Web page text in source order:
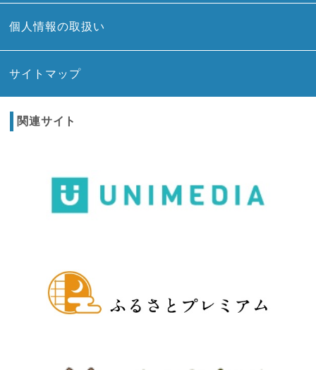
個人情報の取扱い
サイトマップ
関連サイト